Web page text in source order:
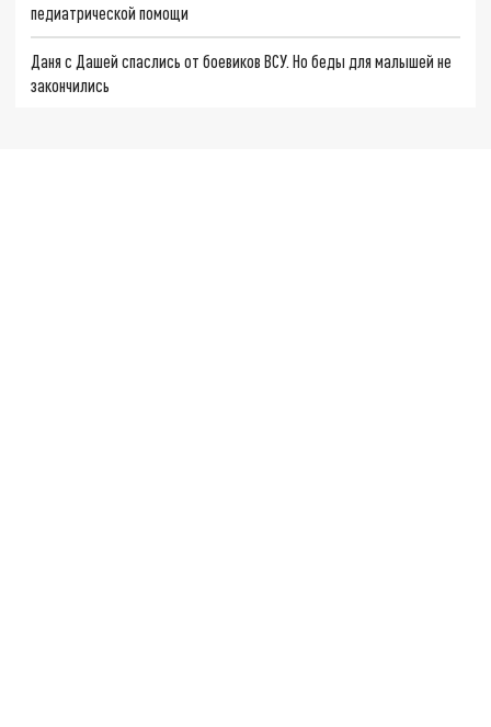
педиатрической помощи
Даня с Дашей спаслись от боевиков ВСУ. Но беды для малышей не
закончились